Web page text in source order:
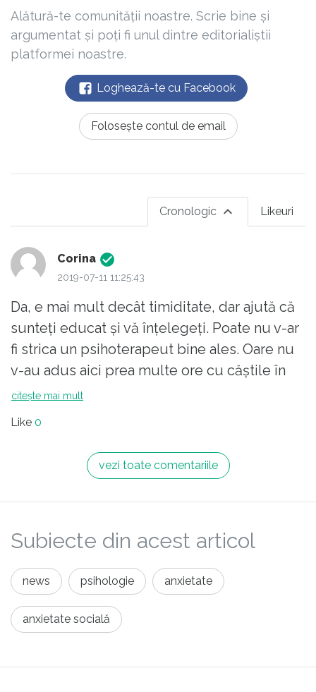
Alătură-te comunității noastre. Scrie bine și
argumentat și poți fi unul dintre editorialiștii
platformei noastre.
Loghează-te cu Facebook
Folosește contul de email
Likeuri
Cronologic
Corina
2019-07-11 11:25:43
Da, e mai mult decât timiditate, dar ajută că
sunteți educat și vă înțelegeți. Poate nu v-ar
fi strica un psihoterapeut bine ales. Oare nu
v-au adus aici prea multe ore cu căștile în
urechi?
citește mai mult
Like 0
vezi toate comentariile
Subiecte din acest articol
news psihologie anxietate
anxietate socială